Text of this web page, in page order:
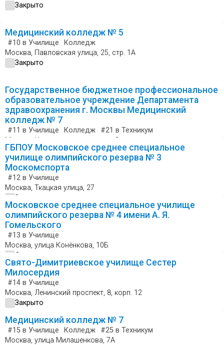
Закрыто
Медицинский колледж № 5
#10 в Училище
Колледж
Москва, Павловская улица, 25, стр. 1А
Закрыто
Государственное бюджетное профессиональное
образовательное учреждение Департамента
здравоохранения г. Москвы Медицинский
колледж № 7
#11 в Училище Колледж #21 в Техникум
Москва, Новогиреевская улица, 3
Открыто
ГБПОУ Московское среднее специальное
училище олимпийского резерва № 3
Москомспорта
#12 в Училище
Москва, Ткацкая улица, 27
Закрыто
Московское среднее специальное училище
олимпийского резерва № 4 имени А. Я.
Гомельского
#13 в Училище
Москва, улица Конёнкова, 10Б
Открыто
Свято-Димитриевское училище Сестер
Милосердия
#14 в Училище
Москва, Ленинский проспект, 8, корп. 12
Закрыто
Медицинский колледж № 7
#15 в Училище Колледж #25 в Техникум
Москва, улица Милашенкова, 7А